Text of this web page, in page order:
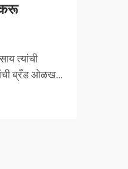
करू
त्यांची
ब्रँड ओळख
उपाय